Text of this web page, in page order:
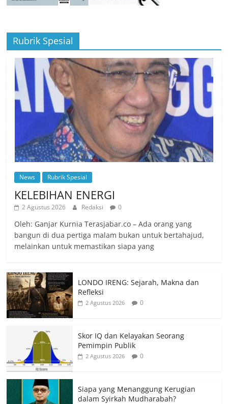
Rubrik Spesial
News Rubrik Spesial
KELEBIHAN ENERGI
2 Agustus 2026 Redaksi 0
Oleh: Ganjar Kurnia Terasjabar.co – Ada orang yang
bangun di dua pertiga malam bukan untuk bertahajud,
melainkan untuk memastikan siapa yang
LONDO IRENG: Sejarah, Makna dan
Refleksi
2 Agustus 2026 0
Skor IQ dan Kelayakan Seorang
Pemimpin Publik
2 Agustus 2026 0
Siapa yang Menanggung Kerugian
dalam Syirkah Mudharabah?